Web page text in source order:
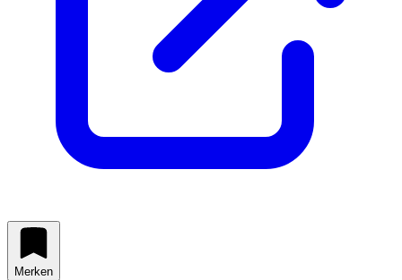
Merken